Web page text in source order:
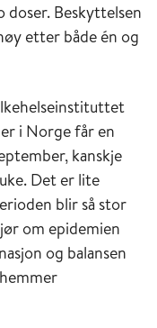
Beskyttelsen
etter både én og
i Norge får en
kanskje
Det er lite
blir så stor
om epidemien
og balansen